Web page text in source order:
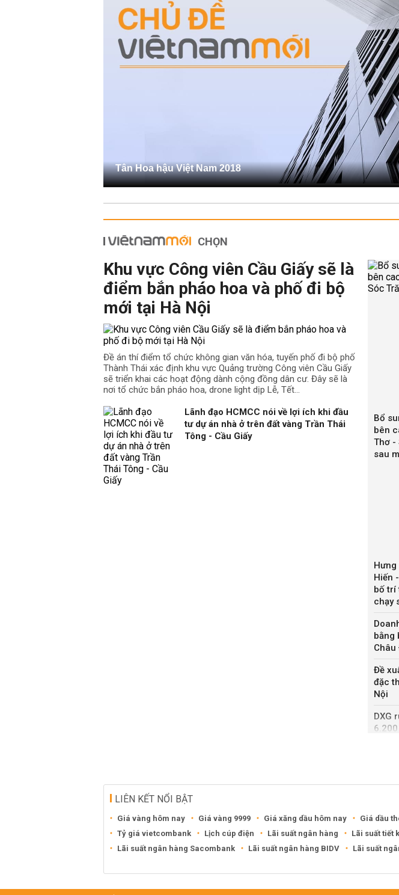
Tân Hoa hậu Việt Nam 2018
CHỌN
Khu vực Công viên Cầu Giấy sẽ là
điểm bắn pháo hoa và phố đi bộ
mới tại Hà Nội
Đề án thí điểm tổ chức không gian văn hóa, tuyến phố đi bộ phố
Thành Thái xác định khu vực Quảng trường Công viên Cầu Giấy
sẽ triển khai các hoạt động dành cộng đồng dân cư. Đây sẽ là
nơi tổ chức bắn pháo hoa, drone light dịp Lễ, Tết...
Lãnh đạo HCMCC nói về lợi ích khi đầu
tư dự án nhà ở trên đất vàng Trần Thái
Tông - Cầu Giấy
Bổ
bên
Thơ -
sau
Hưng
Hiến
bố trí
chạy
bằng
Đề
đặc
Nội
DXG
LIÊN KẾT NỔI BẬT
Giá vàng hôm nay Giá vàng 9999 Giá xăng dầu hôm nay Giá dầu
Tỷ giá vietcombank
Lịch cúp điện Lãi suất ngân hàng Lãi suất tiết
Lãi suất ngân hàng Sacombank
Lãi suất ngân hàng BIDV Lãi suất